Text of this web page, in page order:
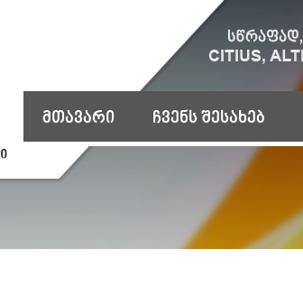
მთავარი ჩვენს შესახებ